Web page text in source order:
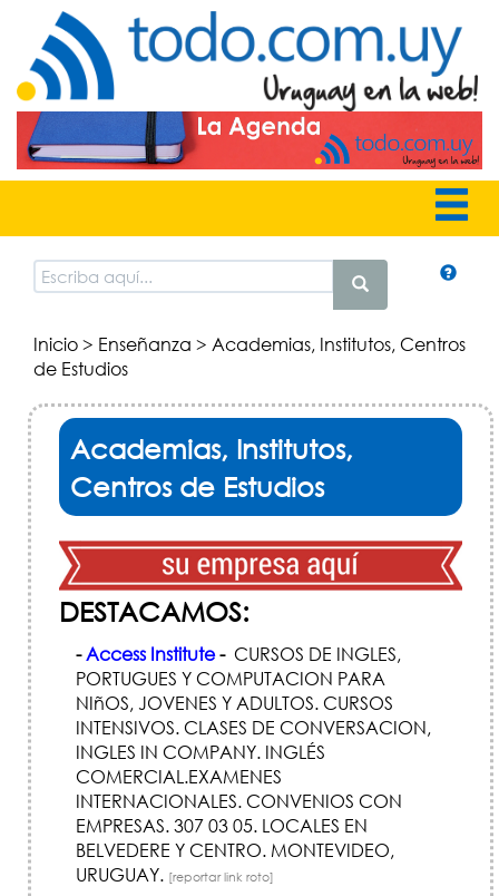
Inicio> Enseñanza > Academias, Institutos, Centros
de Estudios
Academias, Institutos,
Centros de Estudios
DESTACAMOS:
-Access Institute-CURSOS DE INGLES,
PORTUGUES Y COMPUTACION PARA
NIñOS, JOVENES Y ADULTOS. CURSOS
INTENSIVOS. CLASES DE CONVERSACION,
INGLES IN COMPANY. INGLÉS
COMERCIAL.EXAMENES
INTERNACIONALES. CONVENIOS CON
EMPRESAS. 307 03 05. LOCALES EN
BELVEDERE Y CENTRO. MONTEVIDEO,
URUGUAY. [reportar link roto]